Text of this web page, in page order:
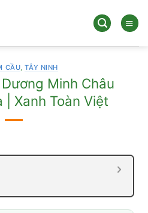
CẦU,TÂY NINH
Minh Châu
| Xanh Toàn Việt